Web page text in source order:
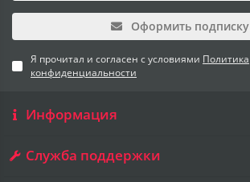
Оформить подписку
Я прочитал и согласен с условиями Политика
конфиденциальности
Информация
Служба поддержки